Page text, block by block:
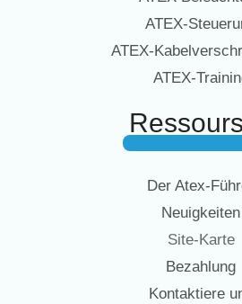
ATEX-
ATEX-
ATEX-
Der Atex-
Neuigkeiten
Site-Karte
Bezahlung
Kontaktiere